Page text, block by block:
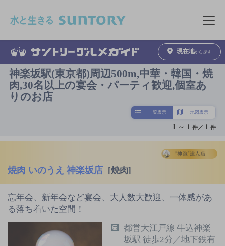
メニュ
現在地から探す
神楽坂駅(東京都)周辺500m,中華・韓国・焼
肉,30名以上の宴会・パーティ歓迎,個室あ
りのお店
一覧表示 地図表示
1 ～ 1 件／ 1 件
焼肉 いのうえ 神楽坂店 [焼肉]
忘年会、新年会など宴会、大人数大歓迎、一体感があ
る落ち着いた空間！
都営大江戸線 牛込神楽
坂駅 徒歩2分／地下鉄有